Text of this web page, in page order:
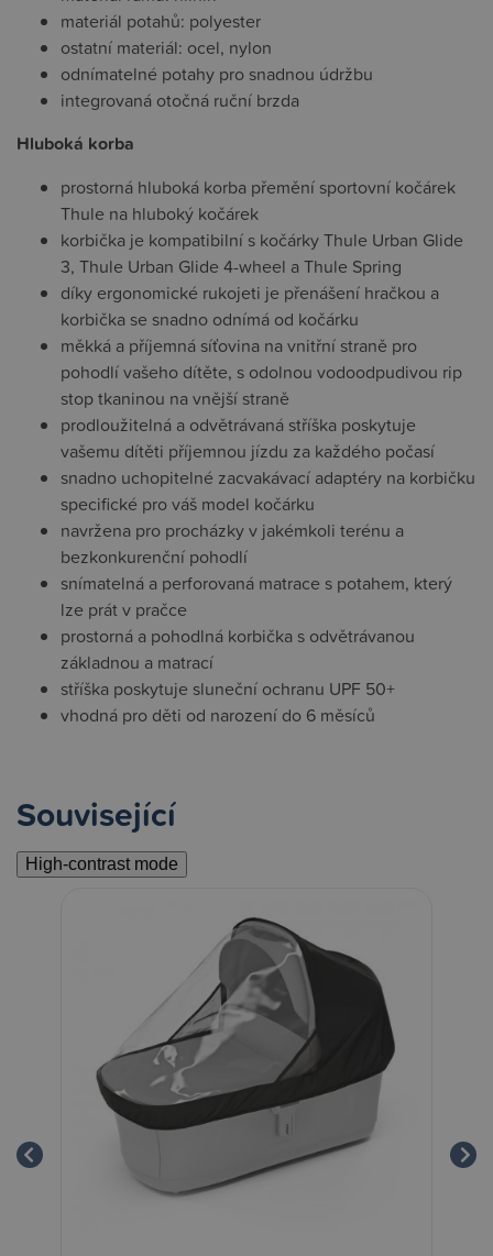
materiál potahů: polyester
ostatní materiál: ocel, nylon
odnímatelné potahy pro snadnou údržbu
integrovaná otočná ruční brzda
Hluboká korba
prostorná hluboká korba přemění sportovní kočárek
Thule na hluboký kočárek
korbička je kompatibilní s kočárky Thule Urban Glide
3, Thule Urban Glide 4-wheel a Thule Spring
díky ergonomické rukojeti je přenášení hračkou a
korbička se snadno odnímá od kočárku
měkká a příjemná síťovina na vnitřní straně pro
pohodlí vašeho dítěte, s odolnou vodoodpudivou rip
stop tkaninou na vnější straně
prodloužitelná a odvětrávaná stříška poskytuje
vašemu dítěti příjemnou jízdu za každého počasí
snadno uchopitelné zacvakávací adaptéry na korbičku
specifické pro váš model kočárku
navržena pro procházky v jakémkoli terénu a
bezkonkurenční pohodlí
snímatelná a perforovaná matrace s potahem, který
lze prát v pračce
prostorná a pohodlná korbička s odvětrávanou
základnou a matrací
stříška poskytuje sluneční ochranu UPF 50+
vhodná pro děti od narození do 6 měsíců
Související
High-contrast mode